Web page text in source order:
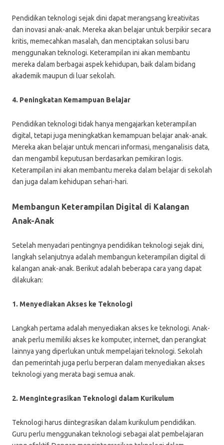
Pendidikan teknologi sejak dini dapat merangsang kreativitas
dan inovasi anak-anak. Mereka akan belajar untuk berpikir secara
kritis, memecahkan masalah, dan menciptakan solusi baru
menggunakan teknologi. Keterampilan ini akan membantu
mereka dalam berbagai aspek kehidupan, baik dalam bidang
akademik maupun di luar sekolah.
4. Peningkatan Kemampuan Belajar
Pendidikan teknologi tidak hanya mengajarkan keterampilan
digital, tetapi juga meningkatkan kemampuan belajar anak-anak.
Mereka akan belajar untuk mencari informasi, menganalisis data,
dan mengambil keputusan berdasarkan pemikiran logis.
Keterampilan ini akan membantu mereka dalam belajar di sekolah
dan juga dalam kehidupan sehari-hari.
Membangun Keterampilan Digital di Kalangan
Anak-Anak
Setelah menyadari pentingnya pendidikan teknologi sejak dini,
langkah selanjutnya adalah membangun keterampilan digital di
kalangan anak-anak. Berikut adalah beberapa cara yang dapat
dilakukan:
1. Menyediakan Akses ke Teknologi
Langkah pertama adalah menyediakan akses ke teknologi. Anak-
anak perlu memiliki akses ke komputer, internet, dan perangkat
lainnya yang diperlukan untuk mempelajari teknologi. Sekolah
dan pemerintah juga perlu berperan dalam menyediakan akses
teknologi yang merata bagi semua anak.
2. Mengintegrasikan Teknologi dalam Kurikulum
Teknologi harus diintegrasikan dalam kurikulum pendidikan.
Guru perlu menggunakan teknologi sebagai alat pembelajaran